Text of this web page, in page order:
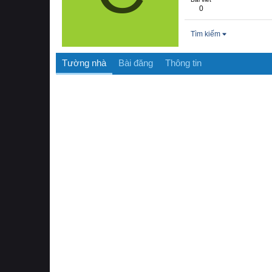
0
Tìm kiếm
Tường nhà Bài đăng Thông tin